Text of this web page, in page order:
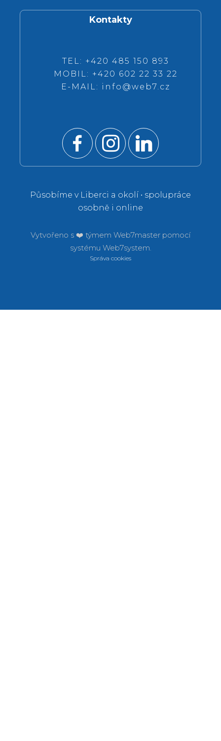
Kontakty
TEL: +420 485 150 893
MOBIL: +420 602 22 33 22
E-MAIL: info@web7.cz
Působíme v Liberci a okolí • spolupráce
osobně i online
Vytvořeno s ❤️ týmem Web7master pomocí
systému Web7system.
Správa cookies